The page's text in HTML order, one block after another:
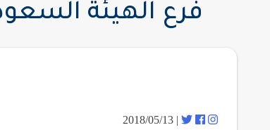
فرع الهيئة
| 2018/05/13